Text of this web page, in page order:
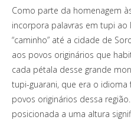
Como parte da homenagem
incorpora palavras em tupi
“caminho” até a cidade de
aos povos originários que
cada pétala desse grande
tupi-guarani, que era o
povos originários dessa
posicionada a uma altura